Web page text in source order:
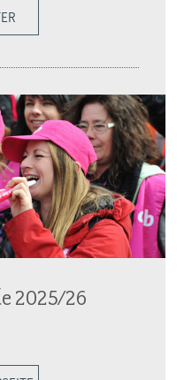
2025/26